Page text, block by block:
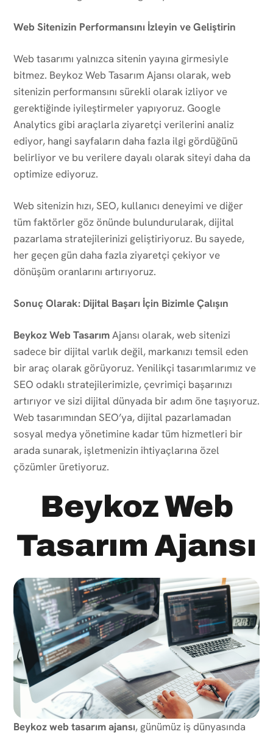
Web Sitenizin Performansını İzleyin ve Geliştirin
Web tasarımı yalnızca sitenin yayına girmesiyle
bitmez. Beykoz Web Tasarım Ajansı olarak, web
sitenizin performansını sürekli olarak izliyor ve
gerektiğinde iyileştirmeler yapıyoruz. Google
Analytics gibi araçlarla ziyaretçi verilerini analiz
ediyor, hangi sayfaların daha fazla ilgi gördüğünü
belirliyor ve bu verilere dayalı olarak siteyi daha da
optimize ediyoruz.
Web sitenizin hızı, SEO, kullanıcı deneyimi ve diğer
tüm faktörler göz önünde bulundurularak, dijital
pazarlama stratejilerinizi geliştiriyoruz. Bu sayede,
her geçen gün daha fazla ziyaretçi çekiyor ve
dönüşüm oranlarını artırıyoruz.
Sonuç Olarak: Dijital Başarı İçin Bizimle Çalışın
Beykoz Web TasarımAjansı olarak, web sitenizi
sadece bir dijital varlık değil, markanızı temsil eden
bir araç olarak görüyoruz. Yenilikçi tasarımlarımız ve
SEO odaklı stratejilerimizle, çevrimiçi başarınızı
artırıyor ve sizi dijital dünyada bir adım öne taşıyoruz.
Web tasarımından SEO’ya, dijital pazarlamadan
sosyal medya yönetimine kadar tüm hizmetleri bir
arada sunarak, işletmenizin ihtiyaçlarına özel
çözümler üretiyoruz.
Beykoz Web
Tasarım Ajansı
Beykoz web tasarım ajansı, günümüz iş dünyasında